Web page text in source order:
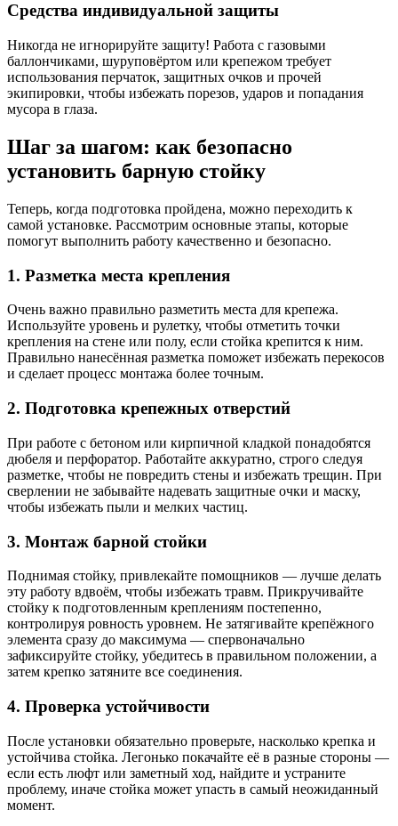
Средства индивидуальной защиты
Никогда не игнорируйте защиту! Работа с газовыми
баллончиками, шуруповёртом или крепежом требует
использования перчаток, защитных очков и прочей
экипировки, чтобы избежать порезов, ударов и попадания
мусора в глаза.
Шаг за шагом: как безопасно
установить барную стойку
Теперь, когда подготовка пройдена, можно переходить к
самой установке. Рассмотрим основные этапы, которые
помогут выполнить работу качественно и безопасно.
1. Разметка места крепления
Очень важно правильно разметить места для крепежа.
Используйте уровень и рулетку, чтобы отметить точки
крепления на стене или полу, если стойка крепится к ним.
Правильно нанесённая разметка поможет избежать перекосов
и сделает процесс монтажа более точным.
2. Подготовка крепежных отверстий
При работе с бетоном или кирпичной кладкой понадобятся
дюбеля и перфоратор. Работайте аккуратно, строго следуя
разметке, чтобы не повредить стены и избежать трещин. При
сверлении не забывайте надевать защитные очки и маску,
чтобы избежать пыли и мелких частиц.
3. Монтаж барной стойки
Поднимая стойку, привлекайте помощников — лучше делать
эту работу вдвоём, чтобы избежать травм. Прикручивайте
стойку к подготовленным креплениям постепенно,
контролируя ровность уровнем. Не затягивайте крепёжного
элемента сразу до максимума — спервоначально
зафиксируйте стойку, убедитесь в правильном положении, а
затем крепко затяните все соединения.
4. Проверка устойчивости
После установки обязательно проверьте, насколько крепка и
устойчива стойка. Легонько покачайте её в разные стороны —
если есть люфт или заметный ход, найдите и устраните
проблему, иначе стойка может упасть в самый неожиданный
момент.